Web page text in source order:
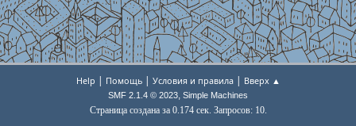
Help | Помощь| Условия и правила| Вверх ▲
SMF 2.1.4 © 2023, Simple Machines
Страница создана за 0.174 сек. Запросов: 10.